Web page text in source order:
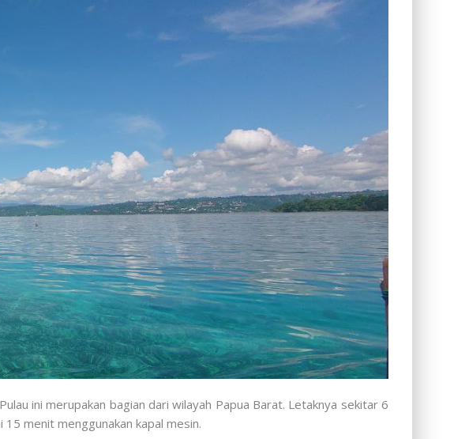
ini merupakan bagian dari wilayah Papua Barat. Letaknya sekitar 6
menit menggunakan kapal mesin.